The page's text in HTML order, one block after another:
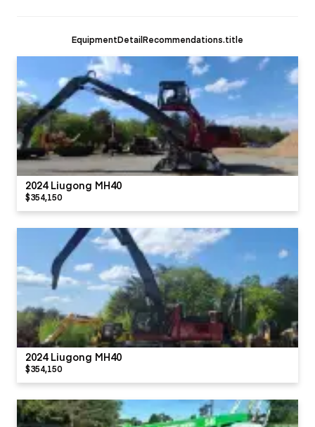
EquipmentDetailRecommendations.title
2024 Liugong MH40
$354,150
2024 Liugong MH40
$354,150